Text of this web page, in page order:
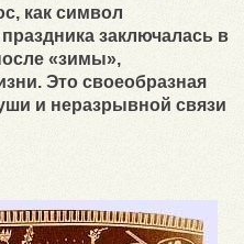
как символ
заключалась в
«зимы»,
Это своеобразная
и неразрывной связи